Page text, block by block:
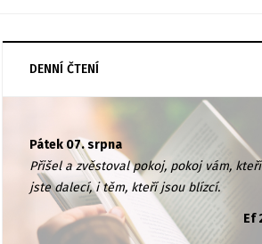
DENNÍ ČTENÍ
Pátek 07. srpna
Přišel a zvěstoval pokoj, pokoj vám, kteří
jste dalecí, i těm, kteří jsou blízcí.
Ef